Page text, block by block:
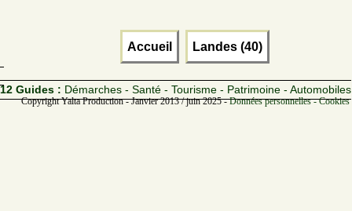
Accueil Landes (40)
12 Guides : Démarches - Santé - Tourisme - Patrimoine - Automobiles
Copyright Yalta Production - Janvier 2013 / juin 2025 -Données personnelles -